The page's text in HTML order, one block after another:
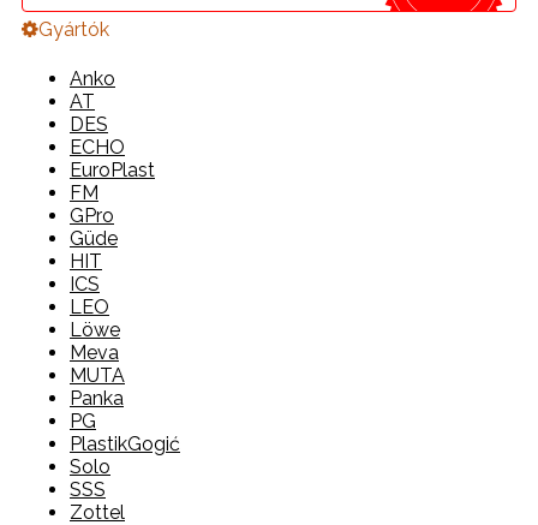
Gyártók
Anko
AT
DES
ECHO
EuroPlast
FM
GPro
Güde
HIT
ICS
LEO
Löwe
Meva
MUTA
Panka
PG
PlastikGogić
Solo
SSS
Zottel